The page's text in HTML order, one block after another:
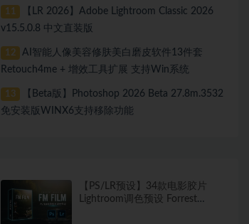
11
【LR 2026】Adobe Lightroom Classic 2026
v15.5.0.8 中文直装版
12
AI智能人像美容修肤美白磨皮软件13件套
Retouch4me + 增效工具扩展 支持Win系统
13
【Beta版】Photoshop 2026 Beta 27.8m.3532
免安装版WINX6支持移除功能
【PS/LR预设】34款电影胶片
Lightroom调色预设 Forrest